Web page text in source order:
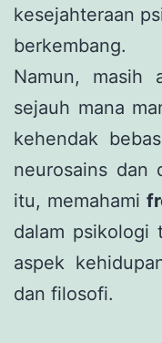
kesejahteraan
berkembang.
Namun, masih
sejauh mana
kehendak
neurosains dan
itu, memahami
dalam psikologi
aspek
dan filosofi.